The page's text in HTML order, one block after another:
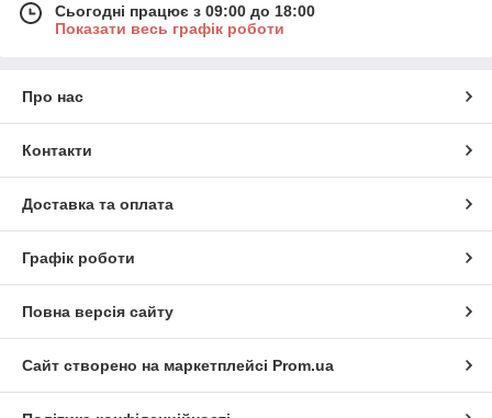
Сьогодні працює з 09:00 до 18:00
Показати весь графік роботи
Про нас
Контакти
Доставка та оплата
Графік роботи
Повна версія сайту
Сайт створено на маркетплейсі Prom.ua